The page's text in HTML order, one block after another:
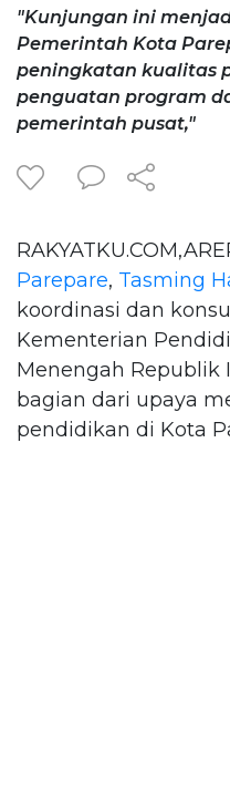
"Kunjungan ini
Pemerintah Kota
peningkatan kualitas
penguatan program
pemerintah pusat,"
Parepare, Tasming
koordinasi dan
Kementerian
Menengah Republik
bagian dari upaya
pendidikan di Kota